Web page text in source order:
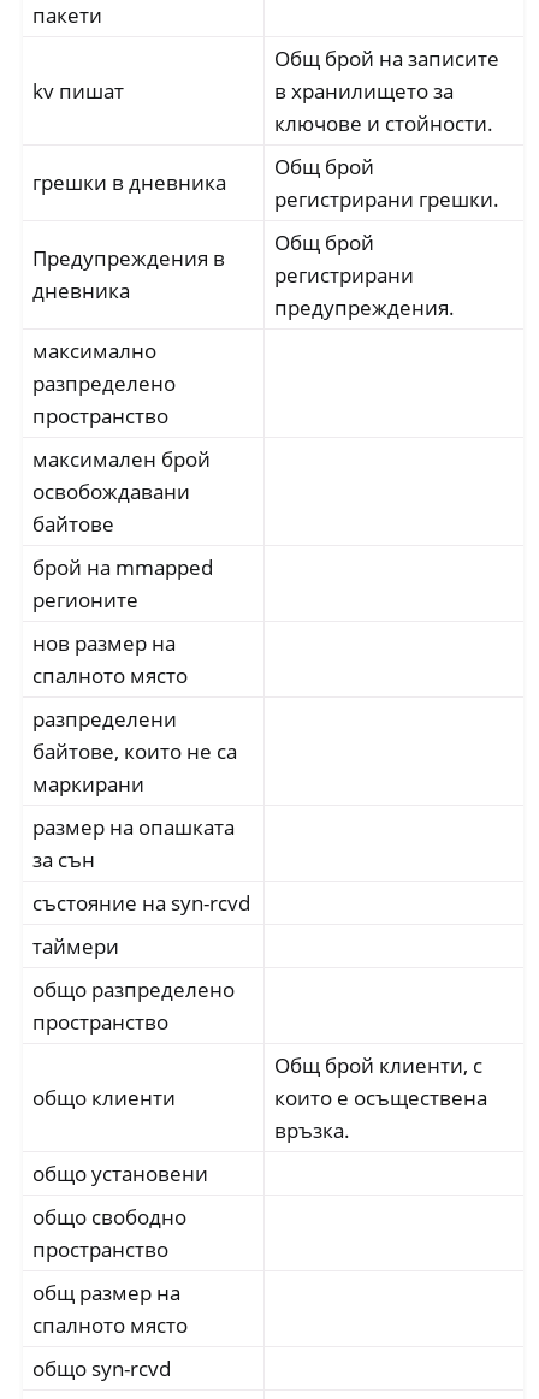
пакети
kv пишат
Общ брой на записите
в хранилището за
ключове и стойности.
грешки в дневника
Общ брой
регистрирани грешки.
Предупреждения в
дневника
Общ брой
регистрирани
предупреждения.
максимално
разпределено
пространство
максимален брой
освобождавани
байтове
брой на mmapped
регионите
нов размер на
спалното място
разпределени
байтове, които не са
маркирани
размер на опашката
за сън
състояние на syn-rcvd
таймери
общо разпределено
пространство
общо клиенти
Общ брой клиенти, с
които е осъществена
връзка.
общо установени
общо свободно
пространство
общ размер на
спалното място
общо syn-rcvd